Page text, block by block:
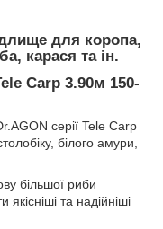
для коропа,
карася та ін.
Carp 3.90м 150-
серії Tele Carp
білого амури,
більшої риби
та надійніші